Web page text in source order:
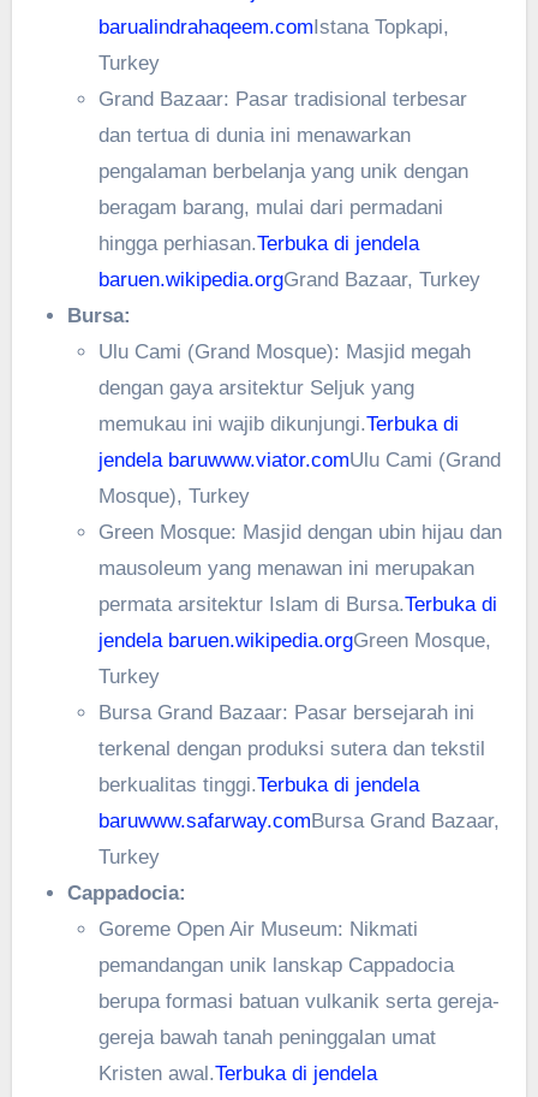
barualindrahaqeem.com Istana Topkapi,
Turkey
Grand Bazaar: Pasar tradisional terbesar
dan tertua di dunia ini menawarkan
pengalaman berbelanja yang unik dengan
beragam barang, mulai dari permadani
hingga perhiasan.Terbuka di jendela
baruen.wikipedia.orgGrand Bazaar, Turkey
Bursa:
Ulu Cami (Grand Mosque): Masjid megah
dengan gaya arsitektur Seljuk yang
memukau ini wajib dikunjungi.Terbuka di
jendela baruwww.viator.comUlu Cami (Grand
Mosque), Turkey
Green Mosque: Masjid dengan ubin hijau dan
mausoleum yang menawan ini merupakan
permata arsitektur Islam di Bursa.Terbuka di
jendela baruen.wikipedia.orgGreen Mosque,
Turkey
Bursa Grand Bazaar: Pasar bersejarah ini
terkenal dengan produksi sutera dan tekstil
berkualitas tinggi.Terbuka di jendela
baruwww.safarway.com Bursa Grand Bazaar,
Turkey
Cappadocia:
Goreme Open Air Museum: Nikmati
pemandangan unik lanskap Cappadocia
berupa formasi batuan vulkanik serta gereja-
gereja bawah tanah peninggalan umat
Kristen awal.Terbuka di jendela